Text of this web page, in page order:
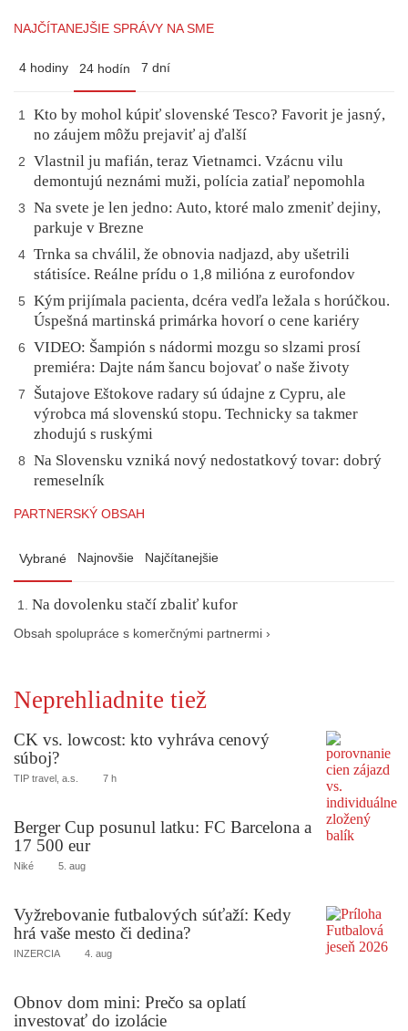
NAJČÍTANEJŠIE SPRÁVY NA SME
4 hodiny 24 hodín 7 dní
1
Kto by mohol kúpiť slovenské Tesco? Favorit je jasný,
no záujem môžu prejaviť aj ďalší
2
Vlastnil ju mafián, teraz Vietnamci. Vzácnu vilu
demontujú neznámi muži, polícia zatiaľ nepomohla
3
Na svete je len jedno: Auto, ktoré malo zmeniť dejiny,
parkuje v Brezne
4 Trnka sa chválil, že obnovia nadjazd, aby ušetrili
státisíce. Reálne prídu o 1,8 milióna z eurofondov
5
Kým prijímala pacienta, dcéra vedľa ležala s horúčkou.
Úspešná martinská primárka hovorí o cene kariéry
6
VIDEO: Šampión s nádormi mozgu so slzami prosí
premiéra: Dajte nám šancu bojovať o naše životy
7
Šutajove Eštokove radary sú údajne z Cypru, ale
výrobca má slovenskú stopu. Technicky sa takmer
zhodujú s ruskými
8
Na Slovensku vzniká nový nedostatkový tovar: dobrý
remeselník
PARTNERSKÝ OBSAH
Vybrané Najnovšie Najčítanejšie
Na dovolenku stačí zbaliť kufor
Obsah spolupráce s komerčnými partnermi ›
Neprehliadnite tiež
CK vs. lowcost: kto vyhráva cenový
súboj?
TIP travel, a.s. 7 h
Berger Cup posunul latku: FC Barcelona a
17 500 eur
Niké 5. aug
Vyžrebovanie futbalových súťaží: Kedy
hrá vaše mesto či dedina?
INZERCIA 4. aug
Obnov dom mini: Prečo sa oplatí
investovať do izolácie